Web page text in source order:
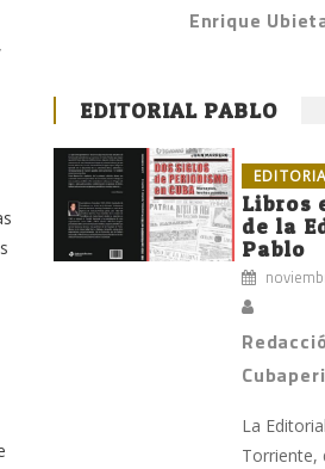
Enrique
EDITORIAL PABLO
Libros
de la
Pablo
La
Torriente,